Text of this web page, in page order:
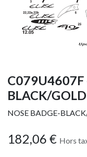
C079U4607F
BLACK/GOLD
NOSE BADGE-
182,06 € Hors